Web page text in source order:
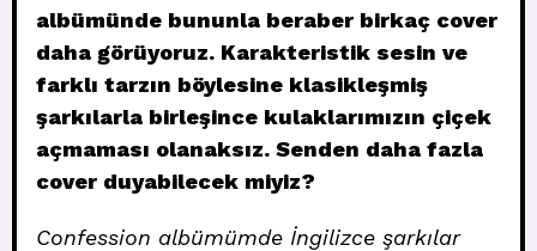
albümünde bununla beraber birkaç cover
daha görüyoruz. Karakteristik sesin ve
farklı tarzın böylesine klasikleşmiş
şarkılarla birleşince kulaklarımızın çiçek
açmaması olanaksız. Senden daha fazla
cover duyabilecek miyiz?
Confession albümümde İngilizce şarkılar